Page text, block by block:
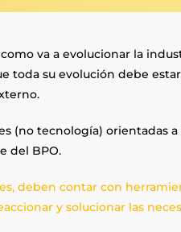
va a evolucionar la
toda su evolución debe
(no tecnología) orientadas a
del BPO.
deben contar con
y solucionar las